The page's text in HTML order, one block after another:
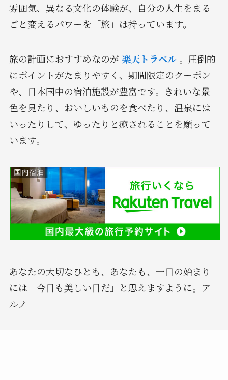
雰囲気、異なる文化の体験が、自分の人生をまる
ごと変えるパワーを「旅」は持っています。
旅の計画におすすめなのが 楽天トラベル。圧倒的
にポイントがたまりやすく、期間限定のクーポン
や、日本国中の宿泊施設が豊富です。きれいな景
色を見たり、おいしいものを食べたり、温泉には
いったりして、ゆったりと癒されることを願って
います。
あなたの大切なひとも、あなたも、一日の始まり
には「今日も美しい日だ」と思えますように。ア
ルノ